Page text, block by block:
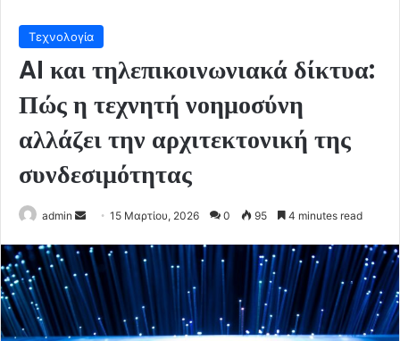
Τεχνολογία
AI και τηλεπικοινωνιακά δίκτυα:
Πώς η τεχνητή νοημοσύνη
αλλάζει την αρχιτεκτονική της
συνδεσιμότητας
admin
Send
email
15 Μαρτίου, 2026 0 95 4 minutes read